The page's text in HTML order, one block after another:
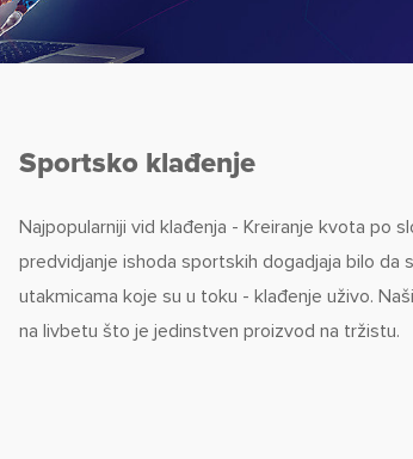
Sportsko klađenje
Najpopularniji vid klađenja - Kreiranje kvota po
predvidjanje ishoda sportskih dogadjaja bilo
utakmicama koje su u toku - klađenje uživo.
na livbetu što je jedinstven proizvod na tržistu.